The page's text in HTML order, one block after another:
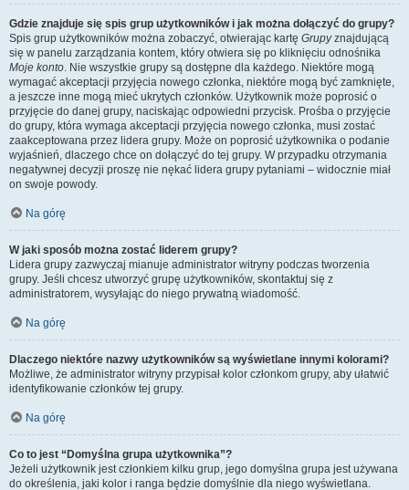
Gdzie znajduje się spis grup użytkowników i jak można dołączyć do grupy?
Spis grup użytkowników można zobaczyć, otwierając kartę Grupyznajdującą
się w panelu zarządzania kontem, który otwiera się po kliknięciu odnośnika
Moje konto. Nie wszystkie grupy są dostępne dla każdego. Niektóre mogą
wymagać akceptacji przyjęcia nowego członka, niektóre mogą być zamknięte,
a jeszcze inne mogą mieć ukrytych członków. Użytkownik może poprosić o
przyjęcie do danej grupy, naciskając odpowiedni przycisk. Prośba o przyjęcie
do grupy, która wymaga akceptacji przyjęcia nowego członka, musi zostać
zaakceptowana przez lidera grupy. Może on poprosić użytkownika o podanie
wyjaśnień, dlaczego chce on dołączyć do tej grupy. W przypadku otrzymania
negatywnej decyzji proszę nie nękać lidera grupy pytaniami – widocznie miał
on swoje powody.
Na górę
W jaki sposób można zostać liderem grupy?
Lidera grupy zazwyczaj mianuje administrator witryny podczas tworzenia
grupy. Jeśli chcesz utworzyć grupę użytkowników, skontaktuj się z
administratorem, wysyłając do niego prywatną wiadomość.
Na górę
Dlaczego niektóre nazwy użytkowników są wyświetlane innymi kolorami?
Możliwe, że administrator witryny przypisał kolor członkom grupy, aby ułatwić
identyfikowanie członków tej grupy.
Na górę
Co to jest “Domyślna grupa użytkownika”?
Jeżeli użytkownik jest członkiem kilku grup, jego domyślna grupa jest używana
do określenia, jaki kolor i ranga będzie domyślnie dla niego wyświetlana.